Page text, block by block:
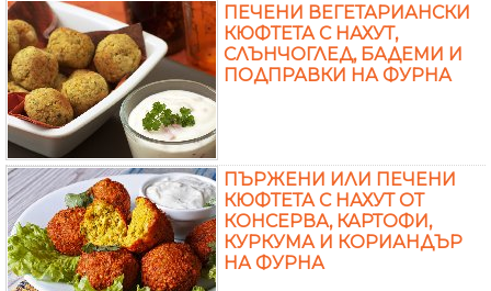
ПЕЧЕНИ ВЕГЕТАРИАНСКИ
КЮФТЕТА С НАХУТ,
СЛЪНЧОГЛЕД, БАДЕМИ И
ПОДПРАВКИ НА ФУРНА
ПЪРЖЕНИ ИЛИ ПЕЧЕНИ
КЮФТЕТА С НАХУТ ОТ
КОНСЕРВА, КАРТОФИ,
КУРКУМА И КОРИАНДЪР
НА ФУРНА